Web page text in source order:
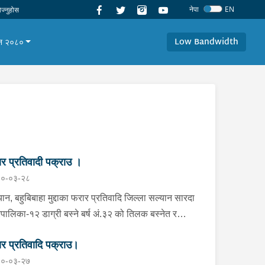
नेपा EN
२०८० Low Bandwidth
प्रतिवादी पक्राउ ।
०३-२८
बहुबिबाहा मुद्दाका फरार प्रतिवादि जिल्ला सल्यान सारदा
१२ डाग्री बस्ने बर्ष अं.३२ को तिलक बस्नेत र
ईलाका प्रहरी कार्यालय तुलसिपुर दाङ संग समन्वय
दाङ तुलसीपुर उपमहानगरपालिका-६ गाईडारमा
प्रतिवादि पक्राउ।
०३-२७